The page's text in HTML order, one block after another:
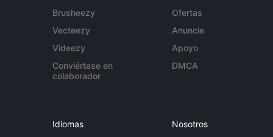
Brusheezy
Vecteezy
Videezy
Conviértase en
colaborador
Ofertas
Anuncie
Apoyo
DMCA
Idiomas Nosotros